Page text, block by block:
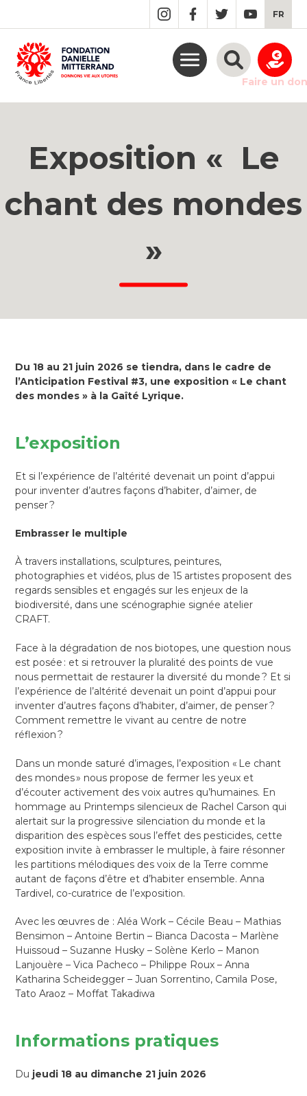
MAIN
CONTENT
FR
Faire un don
Exposition « Le
chant des mondes
»
Du 18 au 21 juin 2026 se tiendra, dans le cadre de
l’Anticipation Festival #3, une exposition « Le chant
des mondes » à la Gaîté Lyrique.
L’exposition
Et si l’expérience de l’altérité devenait un point d’appui
pour inventer d’autres façons d’habiter, d’aimer, de
penser ?
Embrasser le multiple
À travers installations, sculptures, peintures,
photographies et vidéos, plus de 15 artistes proposent des
regards sensibles et engagés sur les enjeux de la
biodiversité, dans une scénographie signée atelier
CRAFT.
Face à la dégradation de nos biotopes, une question nous
est posée : et si retrouver la pluralité des points de vue
nous permettait de restaurer la diversité du monde ? Et si
l’expérience de l’altérité devenait un point d’appui pour
inventer d’autres façons d’habiter, d’aimer, de penser ?
Comment remettre le vivant au centre de notre
réflexion ?
Dans un monde saturé d’images, l’exposition « Le chant
des mondes » nous propose de fermer les yeux et
d’écouter activement des voix autres qu’humaines. En
hommage au Printemps silencieux de Rachel Carson qui
alertait sur la progressive silenciation du monde et la
disparition des espèces sous l’effet des pesticides, cette
exposition invite à embrasser le multiple, à faire résonner
les partitions mélodiques des voix de la Terre comme
autant de façons d’être et d’habiter ensemble. Anna
Tardivel, co-curatrice de l’exposition.
Avec les œuvres de : Aléa Work – Cécile Beau – Mathias
Bensimon – Antoine Bertin – Bianca Dacosta – Marlène
Huissoud – Suzanne Husky – Solène Kerlo – Manon
Lanjouère – Vica Pacheco – Philippe Roux – Anna
Katharina Scheidegger – Juan Sorrentino, Camila Pose,
Tato Araoz – Moffat Takadiwa
Informations pratiques
Du jeudi 18 au dimanche 21 juin 2026